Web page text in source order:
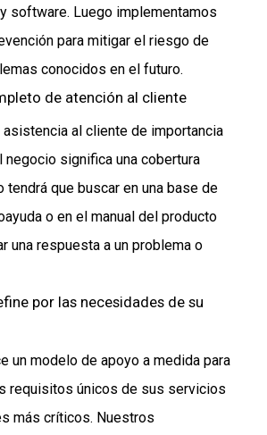
software. Luego implementamos
para mitigar el riesgo de
conocidos en el futuro.
de atención al cliente
asistencia al cliente de importancia
negocio significa una cobertura
que buscar en una base de
o en el manual del producto
una respuesta a un problema o
por las necesidades de su
un modelo de apoyo a medida para
requisitos únicos de sus servicios
más críticos. Nuestros